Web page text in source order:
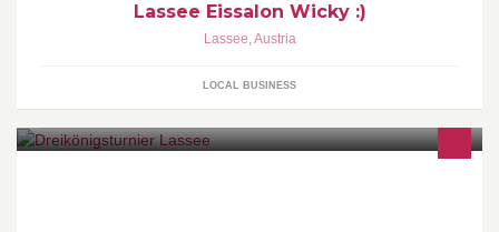
Lassee Eissalon Wicky :)
Lassee,Austria
LOCAL BUSINESS